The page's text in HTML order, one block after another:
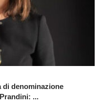
di denominazione
...